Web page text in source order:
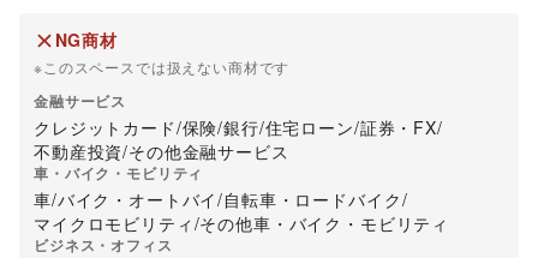
NG商材
※このスペースでは扱えない商材です
金融サービス
クレジットカード/保険/銀行/住宅ローン/証券・FX/
不動産投資/その他金融サービス
車・バイク・モビリティ
車/バイク・オートバイ/自転車・ロードバイク/
マイクロモビリティ /その他車・バイク・モビリティ
ビジネス・オフィス